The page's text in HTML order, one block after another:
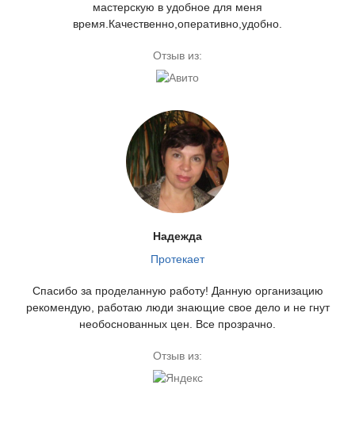
мастерскую в удобное для меня
время.Качественно,оперативно,удобно.
Отзыв из:
Надежда
Протекает
Спасибо за проделанную работу! Данную организацию
рекомендую, работаю люди знающие свое дело и не гнут
необоснованных цен. Все прозрачно.
Отзыв из: